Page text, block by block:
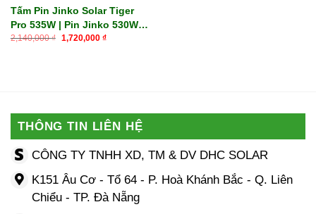
Tấm Pin Jinko Solar Tiger
Pro 535W | Pin Jinko 530W-
550W
2,140,000₫ Giá
1,720,000 ₫Giá
THÔNG TIN LIÊN HỆ
CÔNG TY TNHH XD, TM & DV DHC SOLAR
K151 Âu Cơ - Tổ 64 - P. Hoà Khánh Bắc - Q. Liên
Chiểu - TP. Đà Nẵng